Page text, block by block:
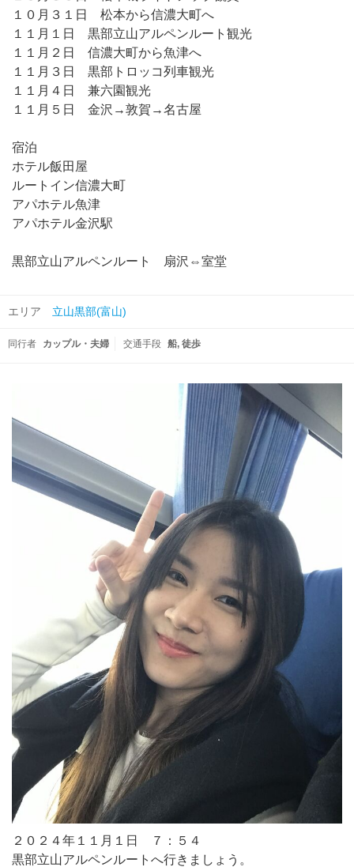
１０月３１日 松本から信濃大町へ
１１月１日 黒部立山アルペンルート観光
１１月２日 信濃大町から魚津へ
１１月３日 黒部トロッコ列車観光
１１月４日 兼六園観光
１１月５日 金沢→敦賀→名古屋
宿泊
ホテル飯田屋
ルートイン信濃大町
アパホテル魚津
アパホテル金沢駅
黒部立山アルペンルート 扇沢⇔室堂
エリア 立山黒部(富山)
同行者 カップル・夫婦 交通手段 船 徒歩
２０２４年１１月１日 ７：５４
黒部立山アルペンルートへ行きましょう。